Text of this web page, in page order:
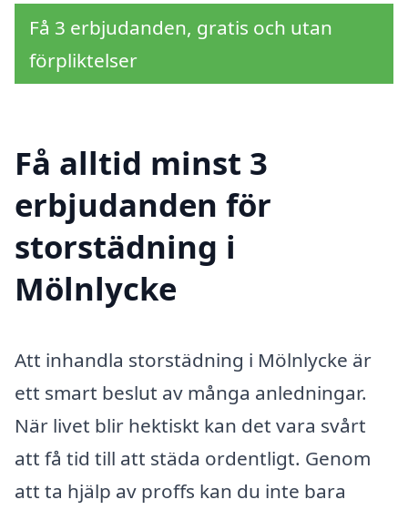
Få 3 erbjudanden, gratis och utan
förpliktelser
Få alltid minst 3
erbjudanden för
storstädning i
Mölnlycke
Att inhandla storstädning i Mölnlycke är
ett smart beslut av många anledningar.
När livet blir hektiskt kan det vara svårt
att få tid till att städa ordentligt. Genom
att ta hjälp av proffs kan du inte bara